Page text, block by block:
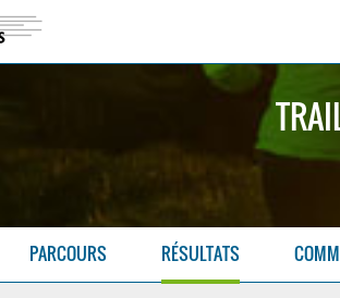
PARCOURS RÉSULTATS